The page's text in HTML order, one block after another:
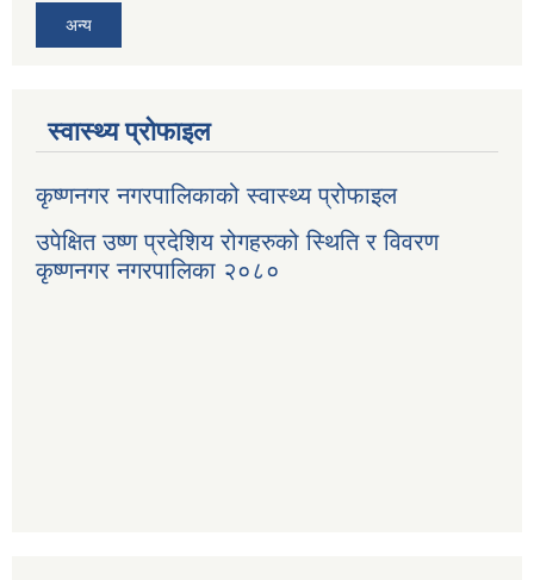
अन्य
स्वास्थ्य प्रोफाइल
कृष्णनगर नगरपालिकाको स्वास्थ्य प्रोफाइल
उपेक्षित उष्ण प्रदेशिय रोगहरुको स्थिति र विवरण
कृष्णनगर नगरपालिका २०८०